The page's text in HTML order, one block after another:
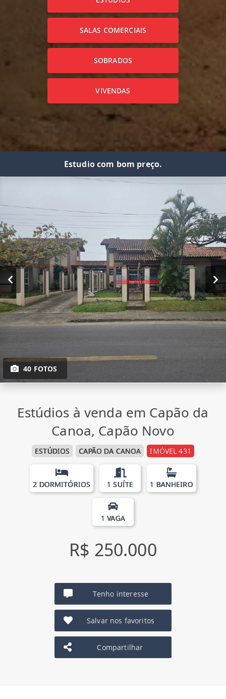
SALAS COMERCIAIS
SOBRADOS
VIVENDAS
Estudio com bom preço.
40 FOTOS
Estúdios à venda em Capão da
Canoa, Capão Novo
ESTÚDIOS CAPÃO DA CANOA IMÓVEL 431
2 DORMITÓRIOS 1 SUÍTE 1 BANHEIRO
1 VAGA
R$ 250.000
Tenho interesse
Salvar nos favoritos
Compartilhar